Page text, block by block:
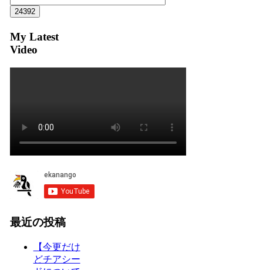
My Latest
Video
最近の投稿
【今更だけ
どチアシー